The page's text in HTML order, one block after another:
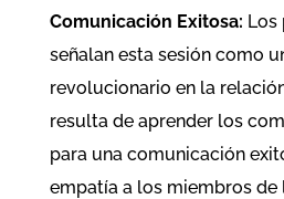
Comunicación Exitosa: Los
señalan esta sesión como
revolucionario en la
resulta de aprender los
para una comunicación
empatía a los miembros de